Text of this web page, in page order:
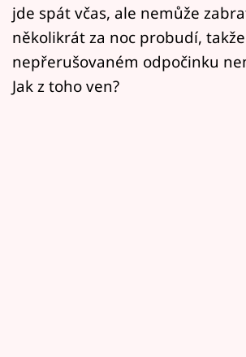
jde spát včas, ale nemůže
několikrát za noc probudí,
nepřerušovaném odpočinku
Jak z toho ven?